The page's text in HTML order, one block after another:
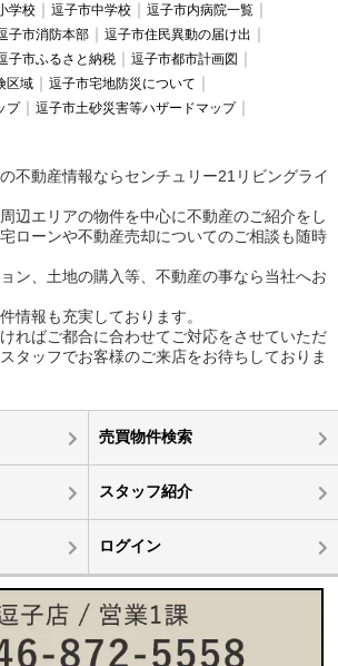
学校 逗子市中学校
逗子市内病院一覧
子市消防本部
逗子市住民異動の届け出
子市ふるさと納税
逗子市都市計画図
区域
逗子市宅地防災について
プ
逗子市土砂災害等ハザードマップ
不動産情報ならセンチュリー21リビングライ
辺エリアの物件を中心に不動産のご紹介をし
ローンや不動産売却についてのご相談も随時
ン、土地の購入等、不動産の事なら当社へお
情報も充実しております。
ればご都合に合わせてご対応をさせていただ
タッフでお客様のご来店をお待ちしておりま
売買物件検索
スタッフ紹介
ログイン